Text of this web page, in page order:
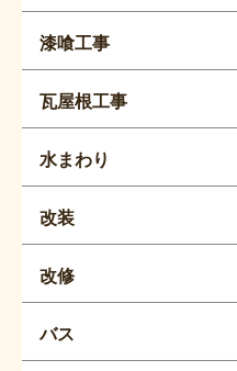
漆喰工事
瓦屋根工事
水まわり
改装
改修
バス